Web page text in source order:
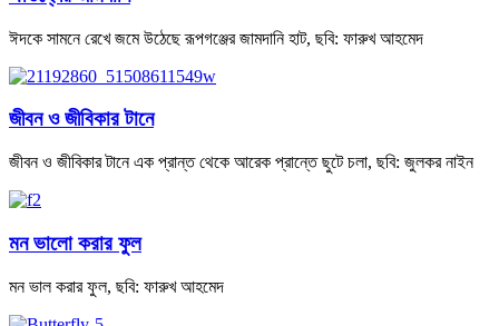
ঈদকে সামনে রেখে জমে উঠেছে রূপগঞ্জের জামদানি হাট, ছবি: ফারুখ আহমেদ
জীবন ও জীবিকার টানে
জীবন ও জীবিকার টানে এক প্রান্ত থেকে আরেক প্রান্তে ছুটে চলা, ছবি: জুলকর নাইন
মন ভালো করার ফুল
মন ভাল করার ফুল, ছবি: ফারুখ আহমেদ